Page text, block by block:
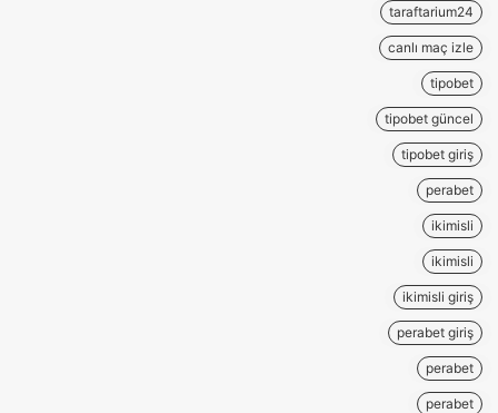
taraftarium24
canlı maç izle
tipobet
tipobet güncel
tipobet giriş
perabet
ikimisli
ikimisli
ikimisli giriş
perabet giriş
perabet
perabet